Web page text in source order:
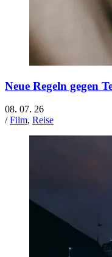
Neue Regeln gegen
08. 07. 26
/Film, Reise